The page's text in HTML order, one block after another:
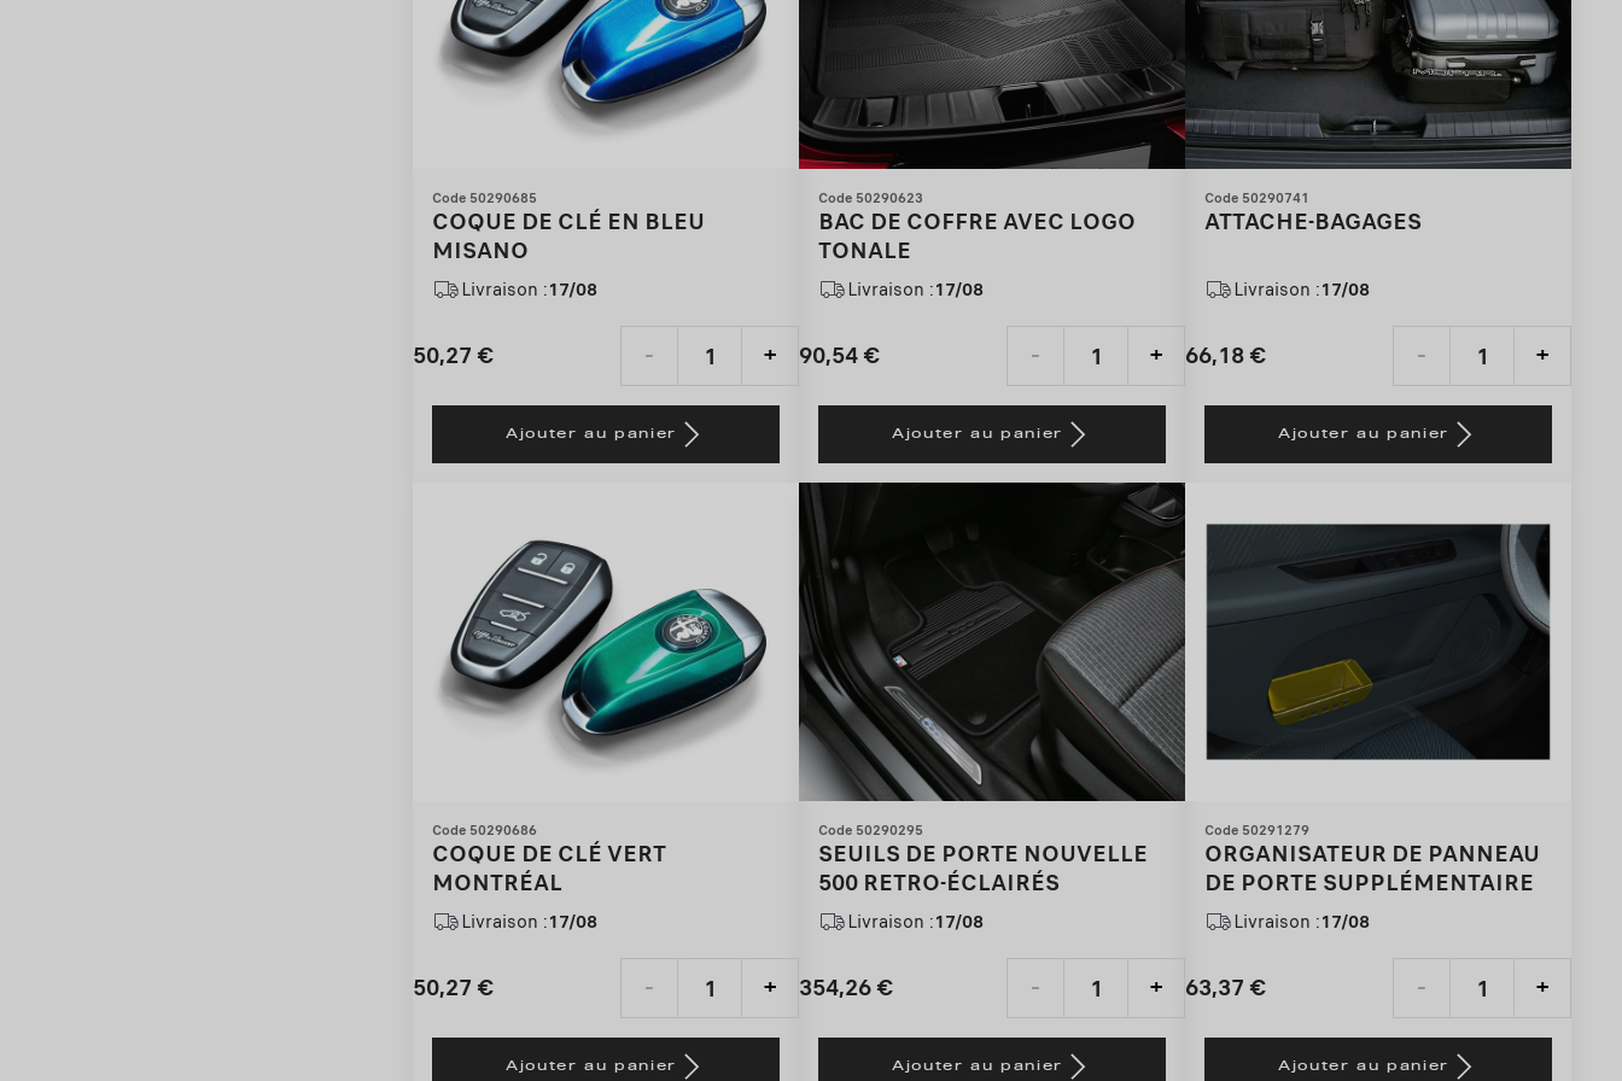
Code 50290685
COQUE DE CLÉ EN BLEU
MISANO
Livraison :17/08
50,27 €
Price
50,27
- +
Quantity
to:
Ajouter au panier
Code 50290623
BAC DE COFFRE AVEC LOGO
TONALE
Livraison :17/08
90,54€
Price
90,54
€
- +
Quantity
to:
1
Ajouter au panier
Code 50290741
ATTACHE-BAGAGES
Livraison :17/08
66,18€
Price
66,18
- +
Quantity
to:
Ajouter au panier
Code 50290686
COQUE DE CLÉ VERT
MONTRÉAL
Livraison :17/08
50,27 €
Price
- +
Quantity
Ajouter au panier
Code 50290295
SEUILS DE PORTE NOUVELLE
500 RETRO-ÉCLAIRÉS
Livraison :17/08
354,26€
Price
- +
Quantity
Ajouter au panier
Code 50291279
ORGANISATEUR DE PANNEAU
DE PORTE SUPPLÉMENTAIRE
Livraison :17/08
63,37 €
Price
- +
Quantity
Ajouter au panier